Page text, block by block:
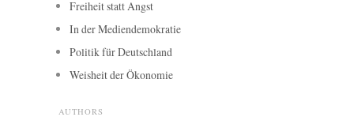
Freiheit statt Angst
In der Mediendemokratie
Politik für Deutschland
Weisheit der Ökonomie
AUTHORS